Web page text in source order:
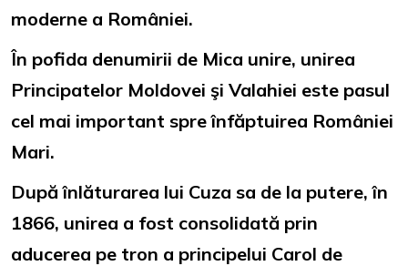
moderne a României.
În pofida denumirii de Mica unire, unirea
Principatelor Moldovei şi Valahiei este pasul
cel mai important spre înfăptuirea României
Mari.
După înlăturarea lui Cuza sa de la putere, în
1866, unirea a fost consolidată prin
aducerea pe tron a principelui Carol de